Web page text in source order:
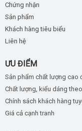
Chứng nhận
Sản phẩm
Khách hàng tiêu biểu
Liên hệ
ƯU ĐIỂM
Sản phẩm chất lượng cao
Chất lượng, kiểu dáng
Chính sách khách hàng
Giá cả cạnh tranh